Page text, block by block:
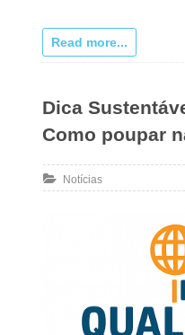
Read more...
Dica
Como poupar
Notícias